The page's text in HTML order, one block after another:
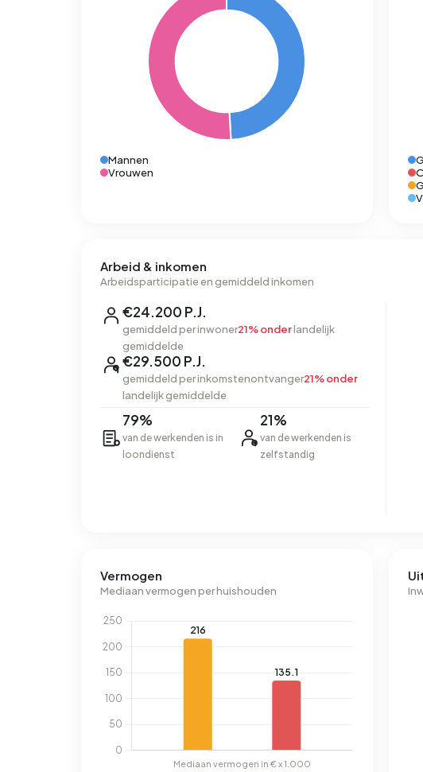
Mannen
Vrouwen
Arbeid & inkomen
Arbeidsparticipatie en gemiddeld inkomen
€24.200 P.J.
gemiddeld per inwoner21% onderlandelijk
gemiddelde
€29.500 P.J.
gemiddeld per inkomstenontvanger21% onder
landelijk gemiddelde
79%
van de werkenden is in
loondienst
21%
van de werkenden is
zelfstandig
Vermogen
Mediaan vermogen per huishouden